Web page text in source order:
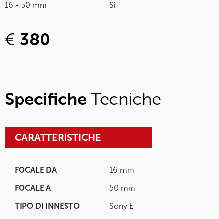
16 - 50 mm Sì
€ 380
Specifiche Tecniche
CARATTERISTICHE
FOCALE DA
16 mm
FOCALE A
50 mm
TIPO DI INNESTO
Sony E